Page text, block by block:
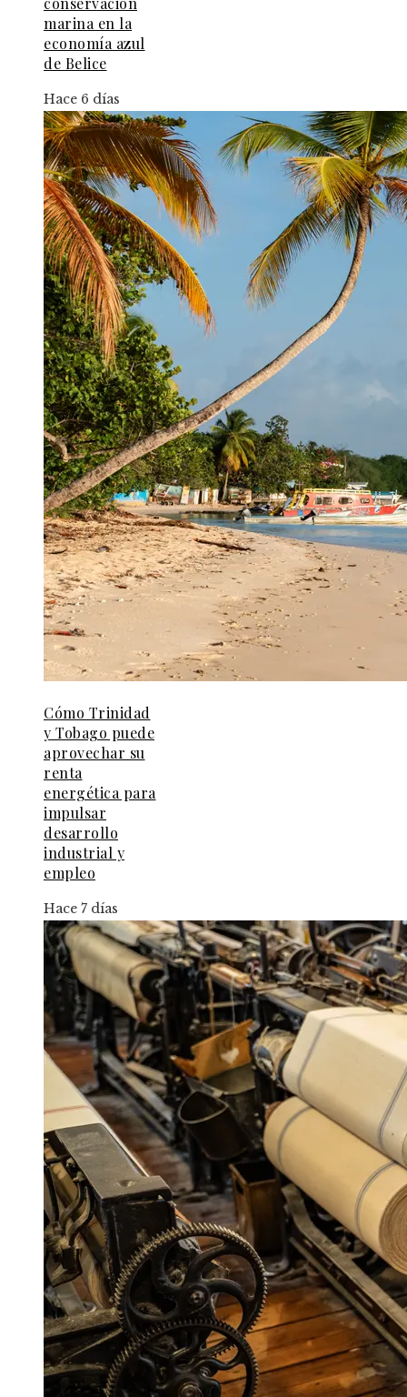
marina en la
economía azul
de Belice
Hace 6 días
Cómo Trinidad
y Tobago puede
aprovechar su
renta
energética para
impulsar
desarrollo
industrial y
empleo
Hace 7 días